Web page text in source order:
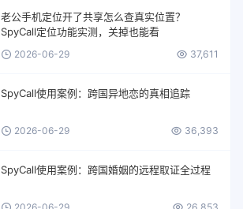
老公手机定位开了共享怎么查真实位置？
SpyCall定位功能实测，关掉也能看
2026-06-29 37,611
SpyCall使用案例：跨国异地恋的真相追踪
2026-06-29 36,393
SpyCall使用案例：跨国婚姻的远程取证全过程